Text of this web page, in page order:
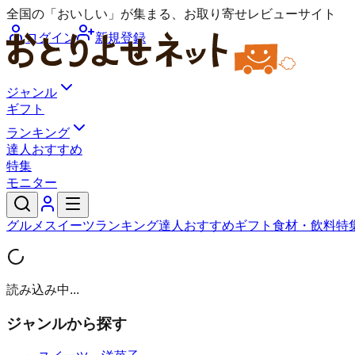
全国の「おいしい」が集まる、お取り寄せレビューサイト
ログイン
新規登録
ジャンル
ギフト
ランキング
達人おすすめ
特集
モニター
グルメ スイーツランキング達人おすすめギフト 食材・飲料特
読み込み中...
ジャンルから探す